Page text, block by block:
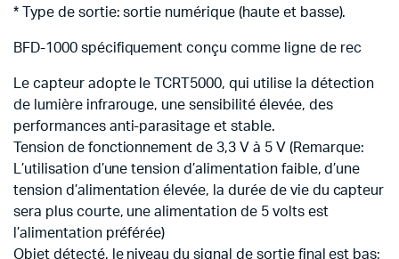
* Type de sortie: sortie numérique (haute et basse).
BFD-1000 spécifiquement conçu comme ligne de rec
Le capteur adopte le TCRT5000, qui utilise la détection
de lumière infrarouge, une sensibilité élevée, des
performances anti-parasitage et stable.
Tension de fonctionnement de 3,3 V à 5 V (Remarque:
L’utilisation d’une tension d’alimentation faible, d’une
tension d’alimentation élevée, la durée de vie du capteur
sera plus courte, une alimentation de 5 volts est
l’alimentation préférée)
Objet détecté, le niveau du signal de sortie final est bas;